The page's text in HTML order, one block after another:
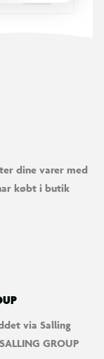
via Salling
os via e-mail